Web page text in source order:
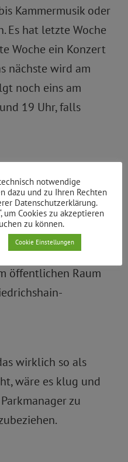
Kammermusik oder
Es hat letzte Woche
Woche ein Konzert
nächste wird am
noch eins am
19 Uhr, falls
are-born-free“,
Theater
haben türkische
sind, einen
Verein zur
öffentlichen Raum
wirklich so als
wäre es klug und
zu
notwendige
dazu und zu Ihren Rechten
Datenschutzerklärung.
um Cookies zu akzeptieren
zu können.
Cookie Einstellungen